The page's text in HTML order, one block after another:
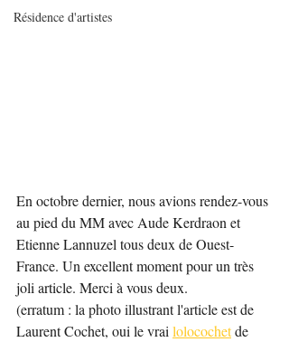
Résidence d'artistes
En octobre dernier, nous avions rendez-vous
au pied du MM avec Aude Kerdraon et
Etienne Lannuzel tous deux de Ouest-
France. Un excellent moment pour un très
joli article. Merci à vous deux.
(erratum : la photo illustrant l'article est de
Laurent Cochet, oui le vrai lolocochet de